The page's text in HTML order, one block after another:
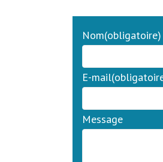
Nom(obligatoire)
E-mail
Message